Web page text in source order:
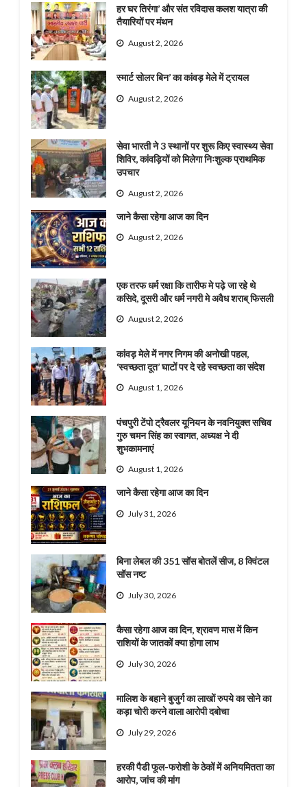
हर घर तिरंगा’ और संत रविदास कलश यात्रा की
तैयारियों पर मंथन
August 2, 2026
स्मार्ट सोलर बिन’ का कांवड़ मेले में ट्रायल
August 2, 2026
सेवा भारती ने 3 स्थानों पर शुरू किए स्वास्थ्य सेवा
शिविर, कांवड़ियों को मिलेगा निःशुल्क प्राथमिक
उपचार
August 2, 2026
जाने कैसा रहेगा आज का दिन
August 2, 2026
एक तरफ धर्म रक्षा कि तारीफ मे पढ़े जा रहे थे
कसिदे, दूसरी और धर्म नगरी मे अवैध शराब् फिसली
August 2, 2026
कांवड़ मेले में नगर निगम की अनोखी पहल,
‘स्वच्छता दूत’ घाटों पर दे रहे स्वच्छता का संदेश
August 1, 2026
पंचपुरी टेंपो ट्रैवलर यूनियन के नवनियुक्त सचिव
गुरु चमन सिंह का स्वागत, अध्यक्ष ने दी
शुभकामनाएं
August 1, 2026
जाने कैसा रहेगा आज का दिन
July 31, 2026
बिना लेबल की 351 सॉस बोतलें सीज, 8 क्विंटल
सॉस नष्ट
July 30, 2026
कैसा रहेगा आज का दिन, श्रावण मास में किन
राशियों के जातकों क्या होगा लाभ
July 30, 2026
मालिश के बहाने बुजुर्ग का लाखों रुपये का सोने का
कड़ा चोरी करने वाला आरोपी दबोचा
July 29, 2026
हरकी पैडी फूल-फरोशी के ठेकों में अनियमितता का
आरोप, जांच की मांग